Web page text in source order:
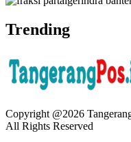
Trending
Copyright @2026
All Rights Reserved